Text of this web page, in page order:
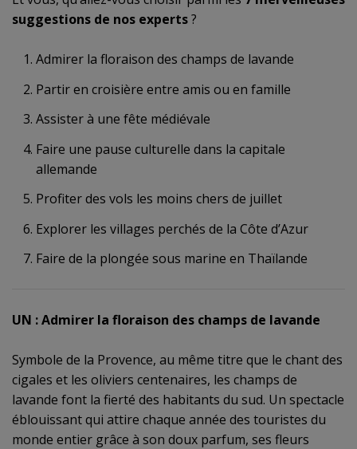
suggestions de nos experts?
Admirer la floraison des champs de lavande
Partir en croisière entre amis ou en famille
Assister à une fête médiévale
Faire une pause culturelle dans la capitale
allemande
Profiter des vols les moins chers de juillet
Explorer les villages perchés de la Côte d’Azur
Faire de la plongée sous marine en Thaïlande
UN : Admirer la floraison des champs de lavande
Symbole de la Provence, au même titre que le chant des
cigales et les oliviers centenaires, les champs de
lavande font la fierté des habitants du sud. Un spectacle
éblouissant qui attire chaque année des touristes du
monde entier grâce à son doux parfum, ses fleurs